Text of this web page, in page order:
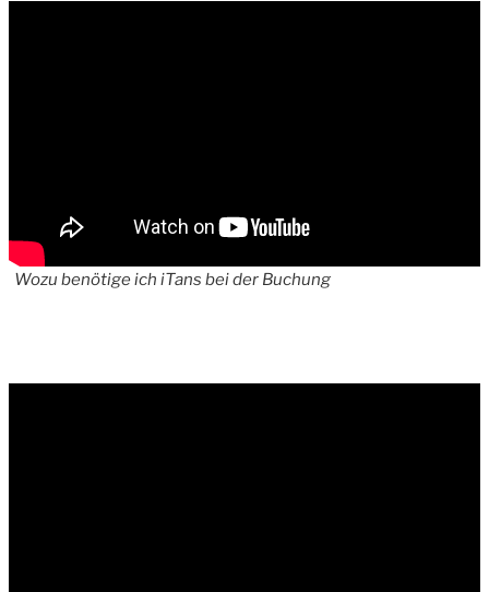
Wozu benötige ich iTans bei der Buchung